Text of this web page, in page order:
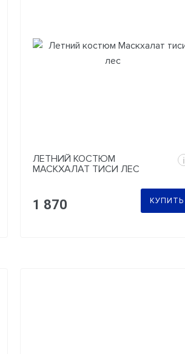
ЛЕТНИЙ КОСТЮМ
МАСКХАЛАТ ТИСИ ЛЕС
i
1 870 КУПИТЬ